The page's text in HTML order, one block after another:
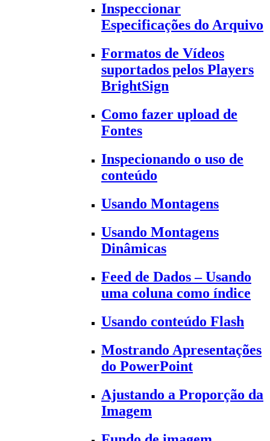
Inspeccionar
Especificações do Arquivo
Formatos de Vídeos
suportados pelos Players
BrightSign
Como fazer upload de
Fontes
Inspecionando o uso de
conteúdo
Usando Montagens
Usando Montagens
Dinâmicas
Feed de Dados – Usando
uma coluna como índice
Usando conteúdo Flash
Mostrando Apresentações
do PowerPoint
Ajustando a Proporção da
Imagem